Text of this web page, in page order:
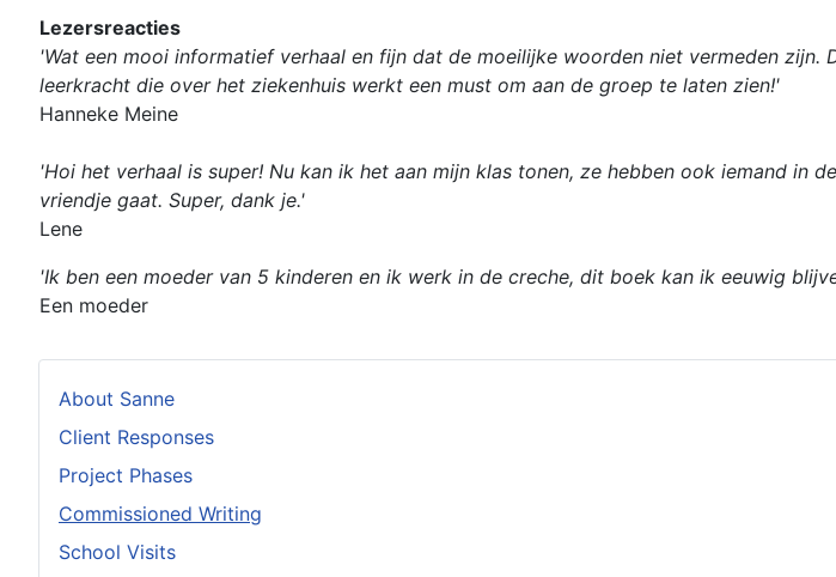
About Sanne
Client Responses
Project Phases
Commissioned Writing
School Visits
Lezersreacties
'Wat een mooi informatief verhaal en fijn dat de moeilijke woorden niet vermeden
leerkracht die over het ziekenhuis werkt een must om aan de groep te laten zien!'
Hanneke Meine
'Hoi het verhaal is super! Nu kan ik het aan mijn klas tonen, ze hebben ook iemand in
vriendje gaat. Super, dank je.'
Lene
'Ik ben een moeder van 5 kinderen en ik werk in de creche, dit boek kan ik eeuwig
Een moeder